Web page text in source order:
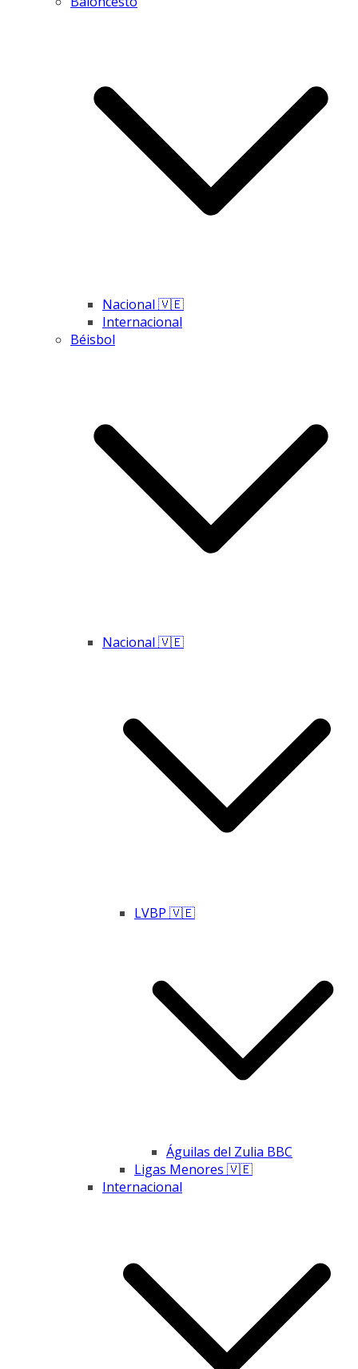
Nacional 🇻🇪
Internacional
Béisbol
Nacional 🇻🇪
LVBP 🇻🇪
Águilas del Zulia BBC
Ligas Menores 🇻🇪
Internacional